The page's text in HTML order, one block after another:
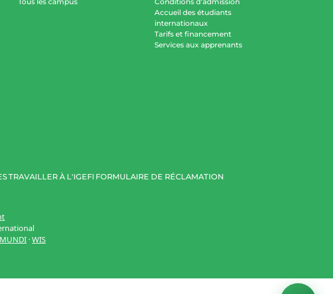
Accueil des étudiants
internationaux
Tarifs et financement
Services aux apprenants
TRAVAILLER À L'IGEFI FORMULAIRE DE RÉCLAMATION